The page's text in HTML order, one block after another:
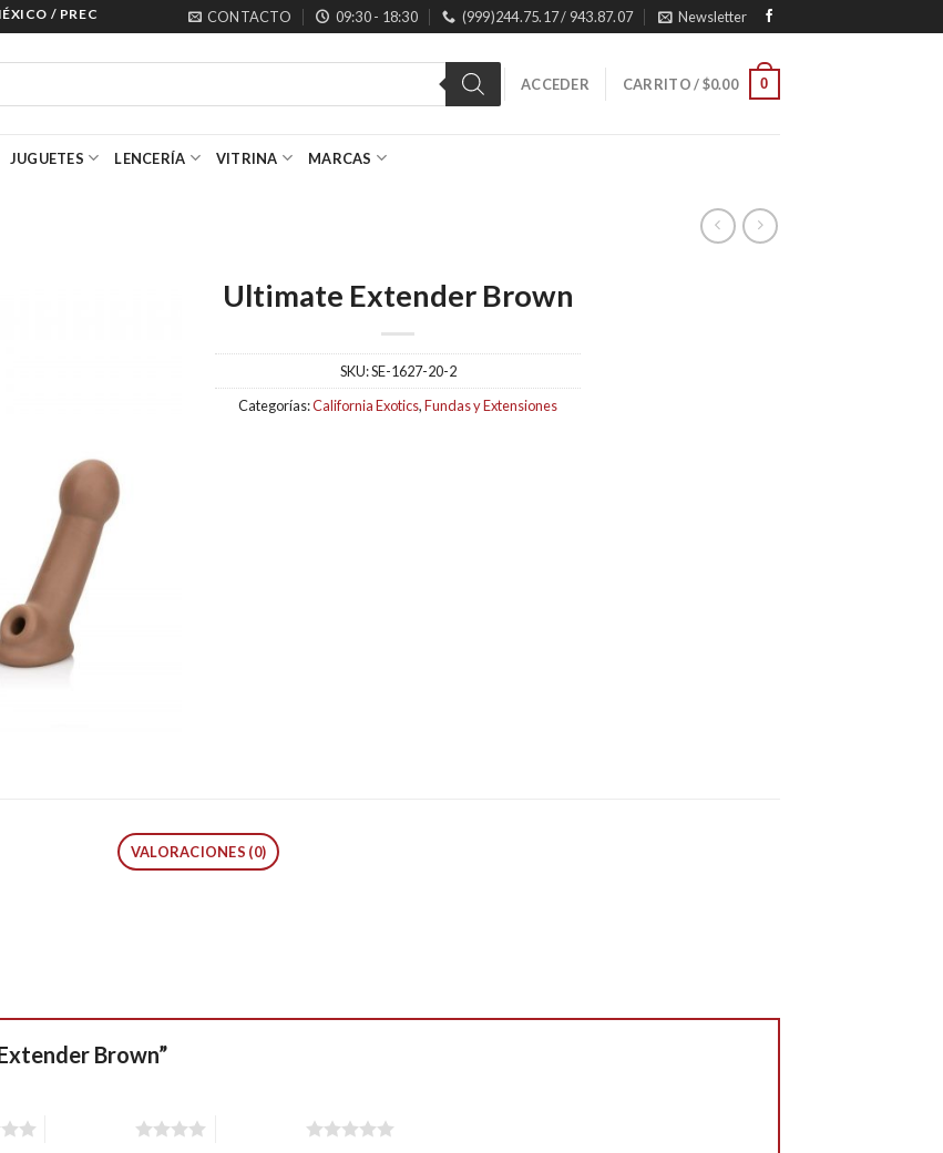
/ PRECIOS ESPECIALES PARA MAYORISTAS
CONTACTO 09:30 - 18:30 (999)244.75.17 / 943.87.07 Newsletter
ACCEDER CARRITO /$0.00 0
JUGUETES LENCERÍA VITRINA MARCAS
Ultimate Extender Brown
SKU:SE-1627-20-2
Categorías:California Exotics,Fundas y Extensiones
VALORACIONES (0)
Brown”